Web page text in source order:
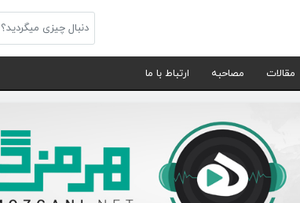
مقالات مصاحبه ارتباط با ما